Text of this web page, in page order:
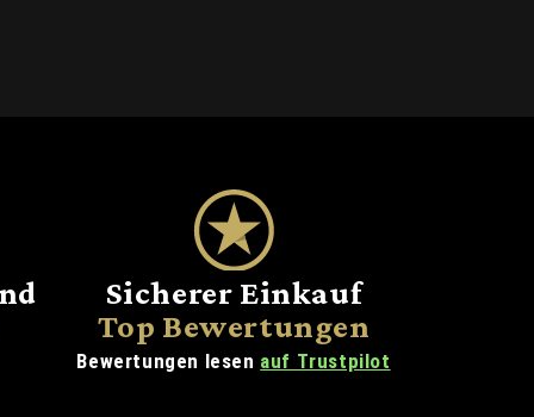
Sicherer Einkauf
Top Bewertungen
Bewertungen lesen auf Trustpilot